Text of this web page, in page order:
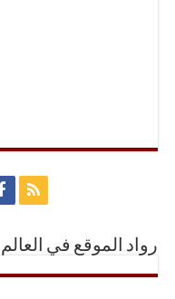
رواد الموقع في العالم